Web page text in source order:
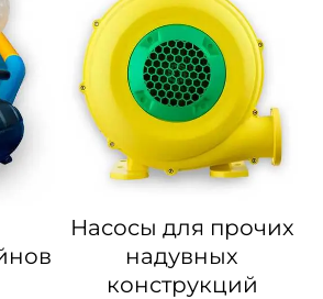
Насосы для прочих
надувных
конструкций